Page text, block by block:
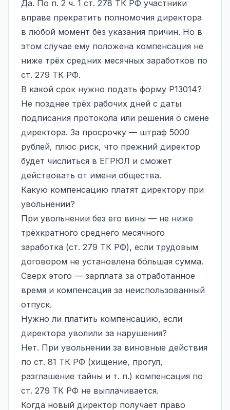
Да. По п. 2 ч. 1 ст. 278 ТК РФ участники
вправе прекратить полномочия директора
в любой момент без указания причин. Но в
этом случае ему положена компенсация не
ниже трёх средних месячных заработков по
ст. 279 ТК РФ.
В какой срок нужно подать форму Р13014?
Не позднее трёх рабочих дней с даты
подписания протокола или решения о смене
директора. За просрочку — штраф 5000
рублей, плюс риск, что прежний директор
будет числиться в ЕГРЮЛ и сможет
действовать от имени общества.
Какую компенсацию платят директору при
увольнении?
При увольнении без его вины — не ниже
трёхкратного среднего месячного
заработка (ст. 279 ТК РФ), если трудовым
договором не установлена бóльшая сумма.
Сверх этого — зарплата за отработанное
время и компенсация за неиспользованный
отпуск.
Нужно ли платить компенсацию, если
директора уволили за нарушения?
Нет. При увольнении за виновные действия
по ст. 81 ТК РФ (хищение, прогул,
разглашение тайны и т. п.) компенсация по
ст. 279 ТК РФ не выплачивается.
Когда новый директор получает право